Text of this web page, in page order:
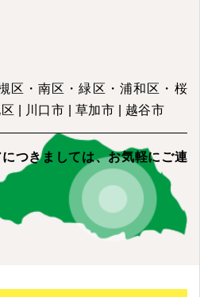
区・南区・緑区・浦和区・桜
| 川口市 | 草加市 | 越谷市
つきましては、お気軽にご連